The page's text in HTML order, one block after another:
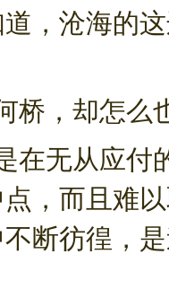
，沧海的
桥，却怎么
在无从应付
，而且难
断彷徨，